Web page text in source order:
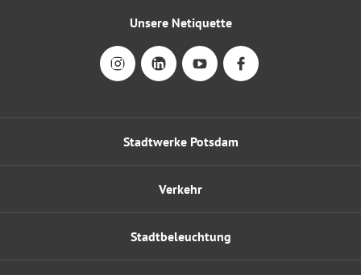
Stadtwerke Potsdam
Verkehr
Stadtbeleuchtung
Unsere Netiquette